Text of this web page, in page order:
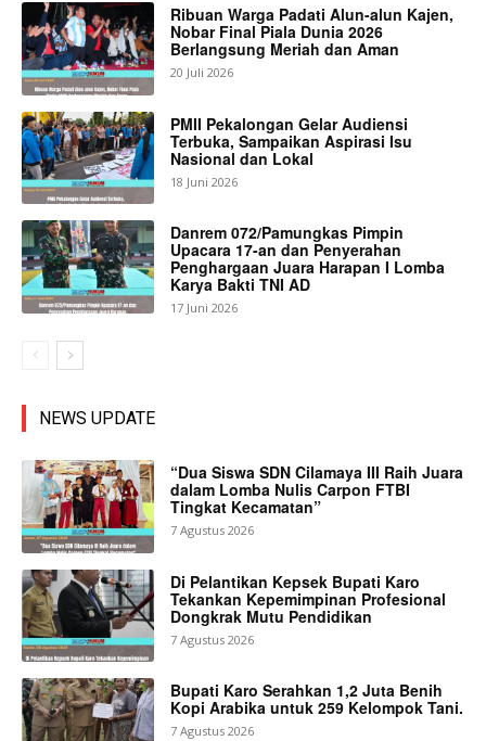
Ribuan Warga Padati Alun-alun Kajen,
Nobar Final Piala Dunia 2026
Berlangsung Meriah dan Aman
20 Juli 2026
PMII Pekalongan Gelar Audiensi
Terbuka, Sampaikan Aspirasi Isu
Nasional dan Lokal
18 Juni 2026
Danrem 072/Pamungkas Pimpin
Upacara 17-an dan Penyerahan
Penghargaan Juara Harapan I Lomba
Karya Bakti TNI AD
17 Juni 2026
NEWS UPDATE
“Dua Siswa SDN Cilamaya III Raih Juara
dalam Lomba Nulis Carpon FTBI
Tingkat Kecamatan”
7 Agustus 2026
Di Pelantikan Kepsek Bupati Karo
Tekankan Kepemimpinan Profesional
Dongkrak Mutu Pendidikan
7 Agustus 2026
Bupati Karo Serahkan 1,2 Juta Benih
Kopi Arabika untuk 259 Kelompok Tani.
7 Agustus 2026